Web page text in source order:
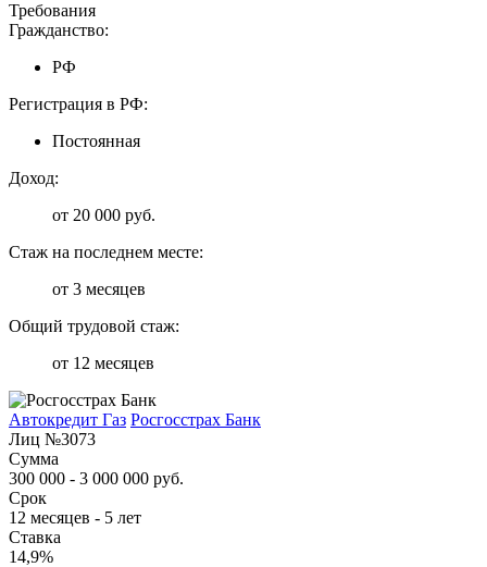
Требования
Гражданство:
РФ
Регистрация в РФ:
Постоянная
Доход:
от 20 000 руб.
Стаж на последнем месте:
от 3 месяцев
Общий трудовой стаж:
от 12 месяцев
Автокредит Газ Росгосстрах Банк
Лиц №3073
Сумма
300 000 - 3 000 000 руб.
Срок
12 месяцев - 5 лет
Ставка
14,9%